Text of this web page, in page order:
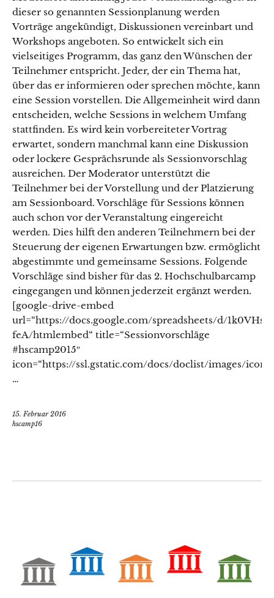
dieser so genannten Sessionplanung werden
Vorträge angekündigt, Diskussionen vereinbart und
Workshops angeboten. So entwickelt sich ein
vielseitiges Programm, das ganz den Wünschen der
Teilnehmer entspricht. Jeder, der ein Thema hat,
über das er informieren oder sprechen möchte, kann
eine Session vorstellen. Die Allgemeinheit wird dann
entscheiden, welche Sessions in welchem Umfang
stattfinden. Es wird kein vorbereiteter Vortrag
erwartet, sondern manchmal kann eine Diskussion
oder lockere Gesprächsrunde als Sessionvorschlag
ausreichen. Der Moderator unterstützt die
Teilnehmer bei der Vorstellung und der Platzierung
am Sessionboard. Vorschläge für Sessions können
auch schon vor der Veranstaltung eingereicht
werden. Dies hilft den anderen Teilnehmern bei der
Steuerung der eigenen Erwartungen bzw. ermöglicht
abgestimmte und gemeinsame Sessions. Folgende
Vorschläge sind bisher für das 2. Hochschulbarcamp
eingegangen und können jederzeit ergänzt werden.
[google-drive-embed
url=“https://docs.google.com/spreadsheets/d/
feA/htmlembed“ title=“Sessionvorschläge
#hscamp2015″
icon=“https://ssl.gstatic.com/docs/doclist/images/
…
15. Februar 2016
hscamp16